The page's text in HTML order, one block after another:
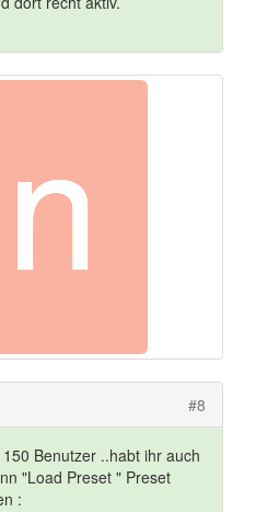
#8
Benutzer ..habt ihr auch
"Load Preset " Preset
: